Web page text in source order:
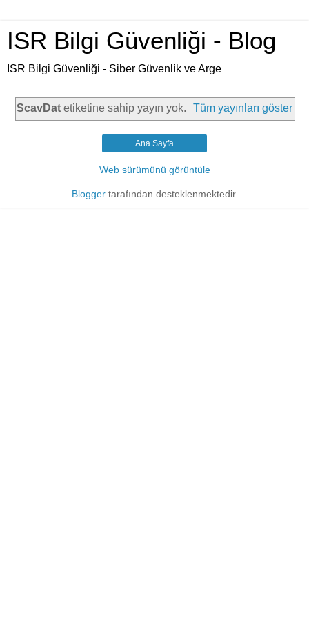
ISR Bilgi Güvenliği - Blog
ISR Bilgi Güvenliği - Siber Güvenlik ve Arge
ScavDatetiketine sahip yayın yok. Tüm yayınları göster
Ana Sayfa
Web sürümünü görüntüle
Bloggertarafından desteklenmektedir.